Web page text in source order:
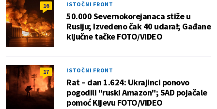
16 ISTOČNI FRONT
50.000 Severnokorejanaca stiže u
Rusiju; Izvedeno čak 40 udara!; Gađane
ključne tačke FOTO/VIDEO
17 ISTOČNI FRONT
Rat – dan 1.624: Ukrajinci ponovo
pogodili "ruski Amazon"; SAD pojačale
pomoć Kijevu FOTO/VIDEO